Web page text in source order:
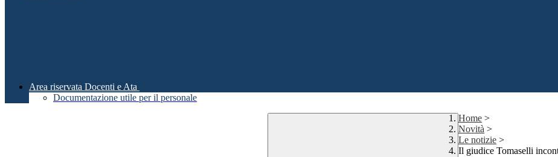
Area riservata Docenti e Ata
Documentazione utile per il personale
Home >
Novità >
Le notizie >
Il giudice Tomaselli